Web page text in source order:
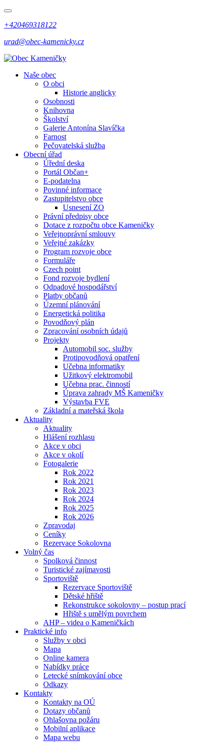
+420469318122
urad@obec-kamenicky.cz
Naše obec
O obci
Historie anglicky
Osobnosti
Knihovna
Školství
Galerie Antonína Slavíčka
Farnost
Pečovatelská služba
Obecní úřad
Úřední deska
Portál Občan+
E-podatelna
Povinné informace
Zastupitelstvo obce
Usnesení ZO
Právní předpisy obce
Dotace z rozpočtu obce Kameničky
Veřejnoprávní smlouvy
Veřejné zakázky
Program rozvoje obce
Formuláře
Czech point
Fond rozvoje bydlení
Odpadové hospodářství
Platby občanů
Územní plánování
Energetická politika
Povodňový plán
Zpracování osobních údajů
Projekty
Automobil soc. služby
Protipovodňová opatření
Učebna informatiky
Užitkový elektromobil
Učebna prac. činností
Úprava zahrady MŠ Kameničky
Výstavba FVE
Základní a mateřská škola
Aktuality
Aktuality
Hlášení rozhlasu
Akce v obci
Akce v okolí
Fotogalerie
Rok 2022
Rok 2021
Rok 2023
Rok 2024
Rok 2025
Rok 2026
Zpravodaj
Ceníky
Rezervace Sokolovna
Volný čas
Spolková činnost
Turistické zajímavosti
Sportoviště
Rezervace Sportoviště
Dětské hřiště
Rekonstrukce sokolovny – postup prací
Hřiště s umělým povrchem
AHP – videa o Kameničkách
Praktické info
Služby v obci
Mapa
Online kamera
Nabídky práce
Letecké snímkování obce
Odkazy
Kontakty
Kontakty na OÚ
Dotazy občanů
Ohlašovna požáru
Mobilní aplikace
Mapa webu